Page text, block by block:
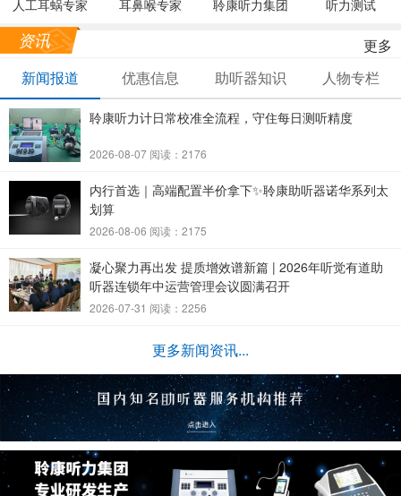
人工耳蜗专家 耳鼻喉专家 聆康听力集团 听力测试
资讯
更多
新闻报道
优惠信息 助听器知识 人物专栏
聆康听力计日常校准全流程，守住每日测听精度
2026-08-07 阅读：2176
内行首选｜高端配置半价拿下✨聆康助听器诺华系列太
划算
2026-08-06 阅读：2175
凝心聚力再出发 提质增效谱新篇 | 2026年听觉有道助
听器连锁年中运营管理会议圆满召开
2026-07-31 阅读：2256
更多新闻资讯...